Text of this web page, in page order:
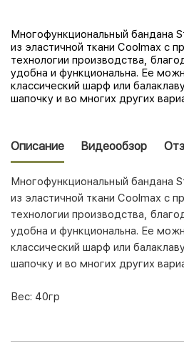
Многофункциональный бандана
из эластичной ткани Coolmax с
технологии производства,
удобна и функциональна. Ее
классический шарф или
шапочку и во многих других
Описание Видеообзор
Многофункциональный бандана
из эластичной ткани Coolmax с
технологии производства,
удобна и функциональна. Ее
классический шарф или
шапочку и во многих других
Вес: 40гр